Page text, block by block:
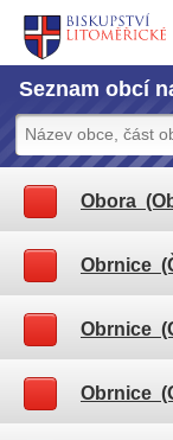
Seznam obcí
Obora
Obrnice
Obrnice
Obrnice